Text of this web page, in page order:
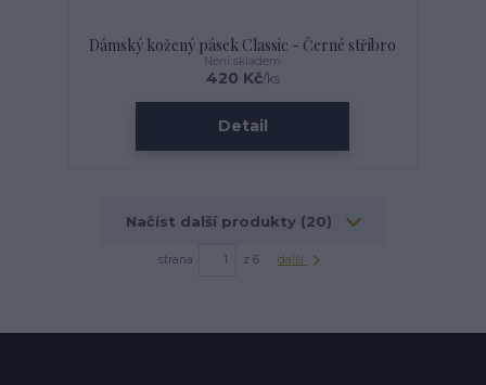
Dámský kožený pásek Classic - Černé stříbro
420 Kč/ks
Není skladem
Detail
Načíst další produkty (20)
strana z 6 další